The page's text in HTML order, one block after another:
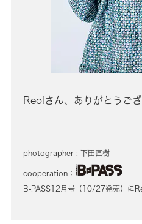
Reolさん、ありがとうござ
photographer : 下田直樹
cooperation：
B-PASS12月号（10/27発売）に